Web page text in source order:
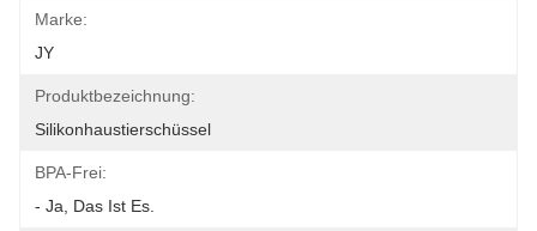
Marke:
JY
Produktbezeichnung:
Silikonhaustierschüssel
BPA-Frei:
- Ja, Das Ist Es.